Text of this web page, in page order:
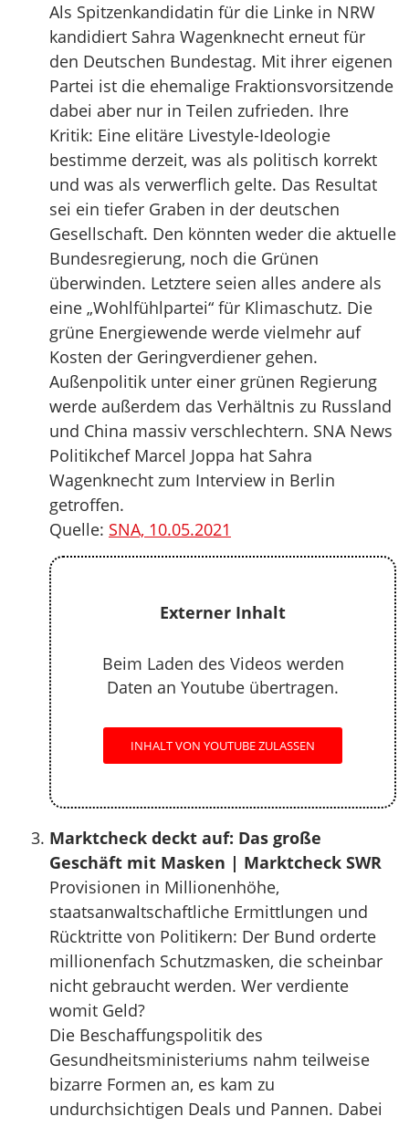
Als Spitzenkandidatin für die Linke in NRW
kandidiert Sahra Wagenknecht erneut für
den Deutschen Bundestag. Mit ihrer eigenen
Partei ist die ehemalige Fraktionsvorsitzende
dabei aber nur in Teilen zufrieden. Ihre
Kritik: Eine elitäre Livestyle-Ideologie
bestimme derzeit, was als politisch korrekt
und was als verwerflich gelte. Das Resultat
sei ein tiefer Graben in der deutschen
Gesellschaft. Den könnten weder die aktuelle
Bundesregierung, noch die Grünen
überwinden. Letztere seien alles andere als
eine „Wohlfühlpartei“ für Klimaschutz. Die
grüne Energiewende werde vielmehr auf
Kosten der Geringverdiener gehen.
Außenpolitik unter einer grünen Regierung
werde außerdem das Verhältnis zu Russland
und China massiv verschlechtern. SNA News
Politikchef Marcel Joppa hat Sahra
Wagenknecht zum Interview in Berlin
getroffen.
Quelle: SNA, 10.05.2021
Externer Inhalt
Beim Laden des Videos werden
Daten an Youtube übertragen.
INHALT VON YOUTUBE ZULASSEN
Marktcheck deckt auf: Das große
Geschäft mit Masken | Marktcheck SWR
Provisionen in Millionenhöhe,
staatsanwaltschaftliche Ermittlungen und
Rücktritte von Politikern: Der Bund orderte
millionenfach Schutzmasken, die scheinbar
nicht gebraucht werden. Wer verdiente
womit Geld?
Die Beschaffungspolitik des
Gesundheitsministeriums nahm teilweise
bizarre Formen an, es kam zu
undurchsichtigen Deals und Pannen. Dabei